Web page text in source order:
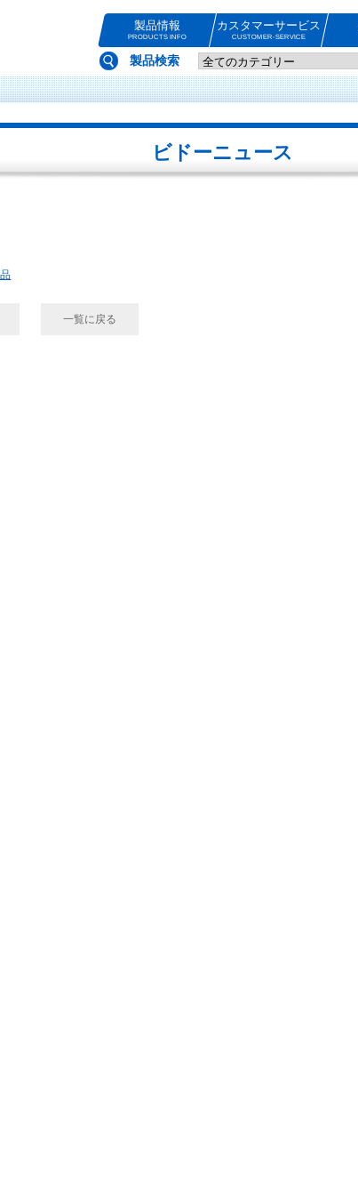
製品情報
PRODUCTS INFO
カスタマーサービス
CUSTOMER-SERVICE
製品検索
ビドーニュース
一覧に戻る